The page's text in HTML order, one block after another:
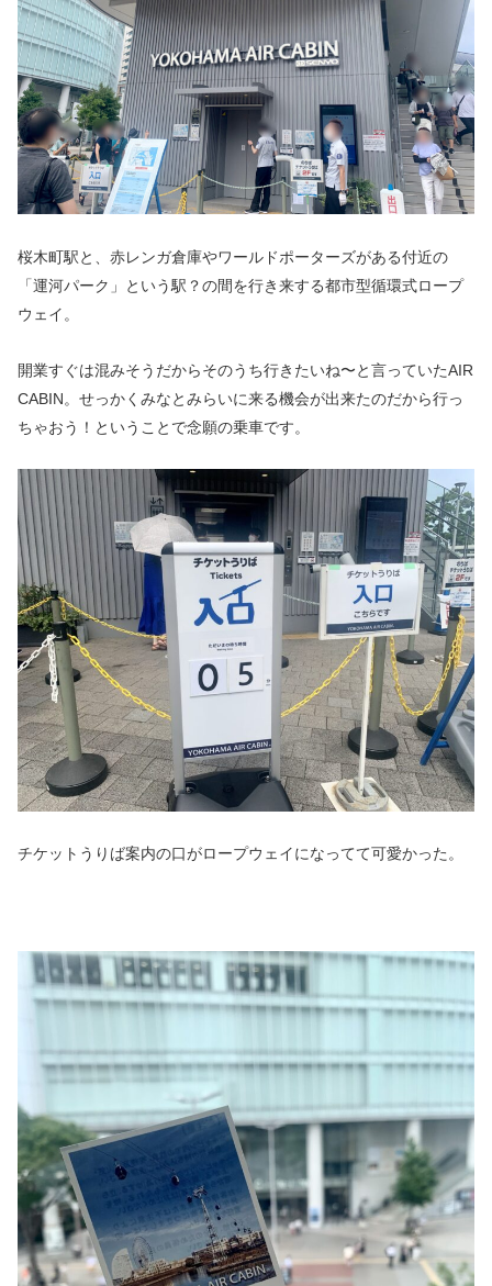
桜木町駅と、赤レンガ倉庫やワールドポーターズがある付近の
「運河パーク」という駅？の間を行き来する都市型循環式ロープ
ウェイ。
開業すぐは混みそうだからそのうち行きたいね〜と言っていたAIR
CABIN。せっかくみなとみらいに来る機会が出来たのだから行っ
ちゃおう！ということで念願の乗車です。
チケットうりば案内の口がロープウェイになってて可愛かった。